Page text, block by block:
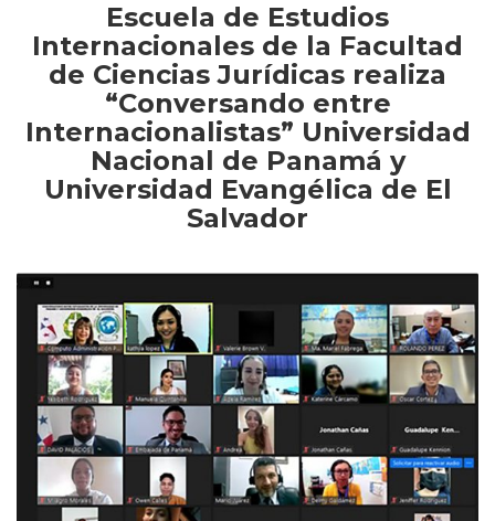
Escuela de Estudios
Internacionales de la Facultad
de Ciencias Jurídicas realiza
“Conversando entre
Internacionalistas” Universidad
Nacional de Panamá y
Universidad Evangélica de El
Salvador